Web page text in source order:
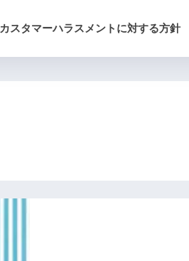
カスタマーハラスメントに対する方針